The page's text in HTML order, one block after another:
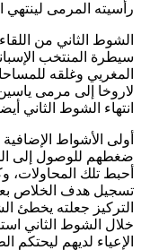
رأسيته المرمى لينتهي
الشوط الثاني من
سيطرة المنتخب
المغريي وغلقه
لاروخا إلى مرمى
انتهاء الشوط الثاني
أولى الأشواط
ضغطهم للوصول إلى
أحبط تلك
تسجيل هدف الخلاص
التركيز جعلته يخطئ
خلال الشوط الثاني
الإعياء لديهم ليحتكم